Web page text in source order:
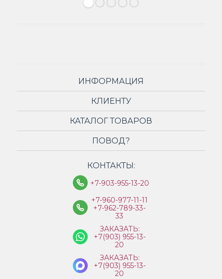
ИНФОРМАЦИЯ
КЛИЕНТУ
КАТАЛОГ ТОВАРОВ
ПОВОД?
КОНТАКТЫ:
+7-903-955-13-20
+7-960-977-11-11
+7-962-789-33-
33
ЗАКАЗАТЬ:
+7(903) 955-13-
20
ЗАКАЗАТЬ:
+7(903) 955-13-
20